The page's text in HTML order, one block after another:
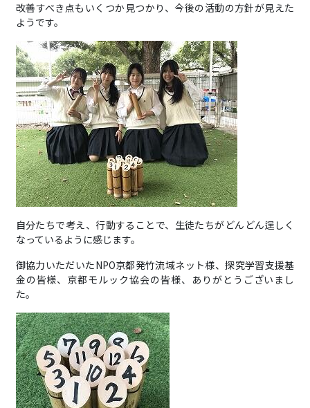
改善すべき点もいくつか見つかり、今後の活動の方針が見えた
ようです。
自分たちで考え、行動することで、生徒たちがどんどん逞しく
なっているように感じます。
御協力いただいたNPO京都発竹流域ネット様、探究学習支援基
金の皆様、京都モルック協会の皆様、ありがとうございまし
た。